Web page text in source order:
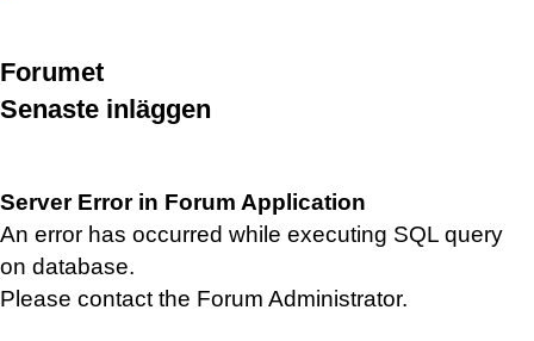
Forumet
Senaste inläggen
Server Error in Forum Application
An error has occurred while executing SQL query
on database.
Please contact the Forum Administrator.